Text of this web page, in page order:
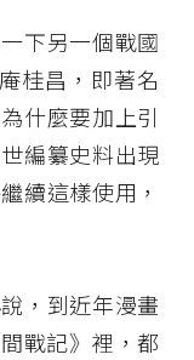
下另一個戰國
桂昌，即著名
什麼要加上引
編纂史料出現
續這樣使用，
，到近年漫畫
戰記》裡，都